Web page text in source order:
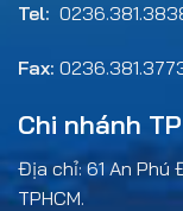
Tel:
Fax:
Chi nhánh
Địa chỉ: 61 An Phú
TPHCM.